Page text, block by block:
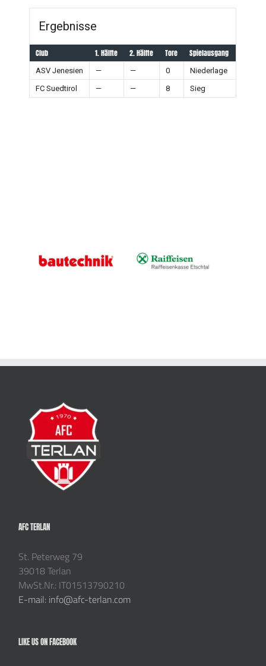
Ergebnisse
Club 1. Hälfte 2. Hälfte Tore Spielausgang
ASV Jenesien — — 0
Niederlage
FC Suedtirol
— — 8 Sieg
AFC TERLAN
St. Peterweg 79
39018 Terlan
MwSt.Nr.: IT01513790210
E-mail: info@afc-terlan.com
LIKE US ON FACEBOOK